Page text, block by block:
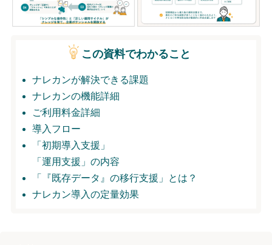
この資料でわかること
ナレカンが解決できる課題
ナレカンの機能詳細
ご利用料金詳細
導入フロー
「初期導入支援」
「運用支援」の内容
「『既存データ』の移行支援」とは？
ナレカン導入の定量効果